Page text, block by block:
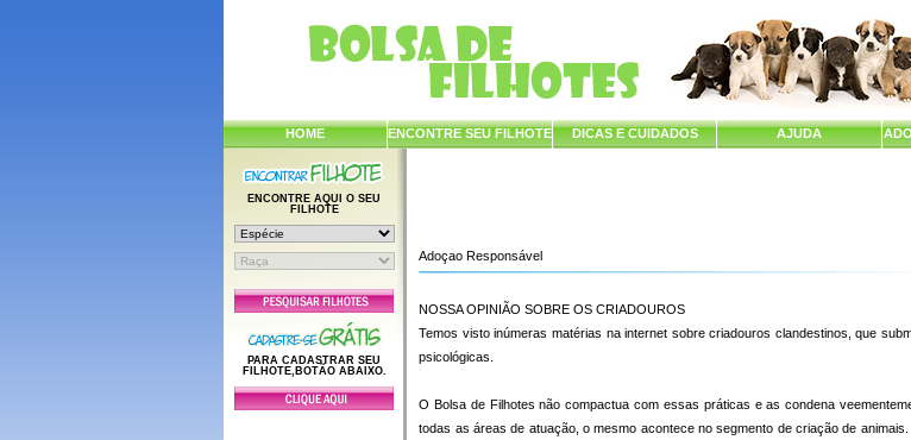
HOME ENCONTRE SEU FILHOTE DICAS E CUIDADOS AJUDA
ENCONTRE AQUI O SEU
FILHOTE
PARA CADASTRAR SEU
FILHOTE,BOTÃO ABAIXO.
Adoçao Responsável
NOSSA OPINIÃO SOBRE OS CRIADOUROS
Temos visto inúmeras matérias na internet sobre criadouros clandestinos, que
psicológicas.
O Bolsa de Filhotes não compactua com essas práticas e as condena
todas as áreas de atuação, o mesmo acontece no segmento de criação de